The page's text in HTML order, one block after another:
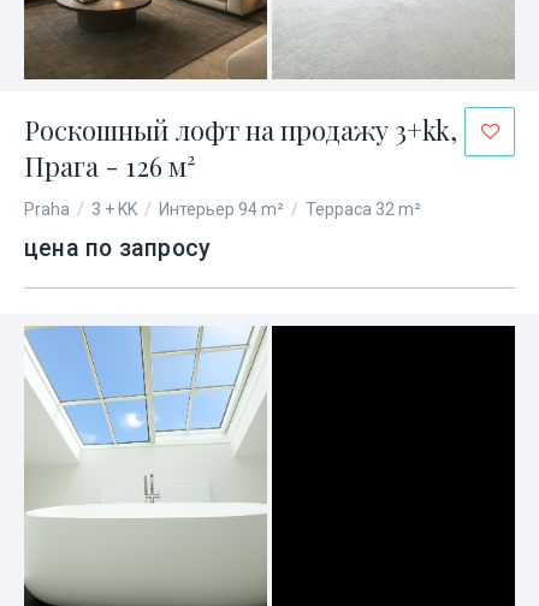
Роскошный лофт на продажу 3+kk,
Прага - 126 м²
Praha / 3 + KK / Интерьер 94 m² / Терраса 32 m²
цена по запросу